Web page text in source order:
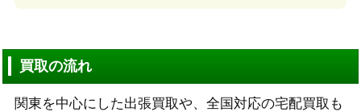
買取の流れ
関東を中心にした出張買取や、全国対応の宅配買取も